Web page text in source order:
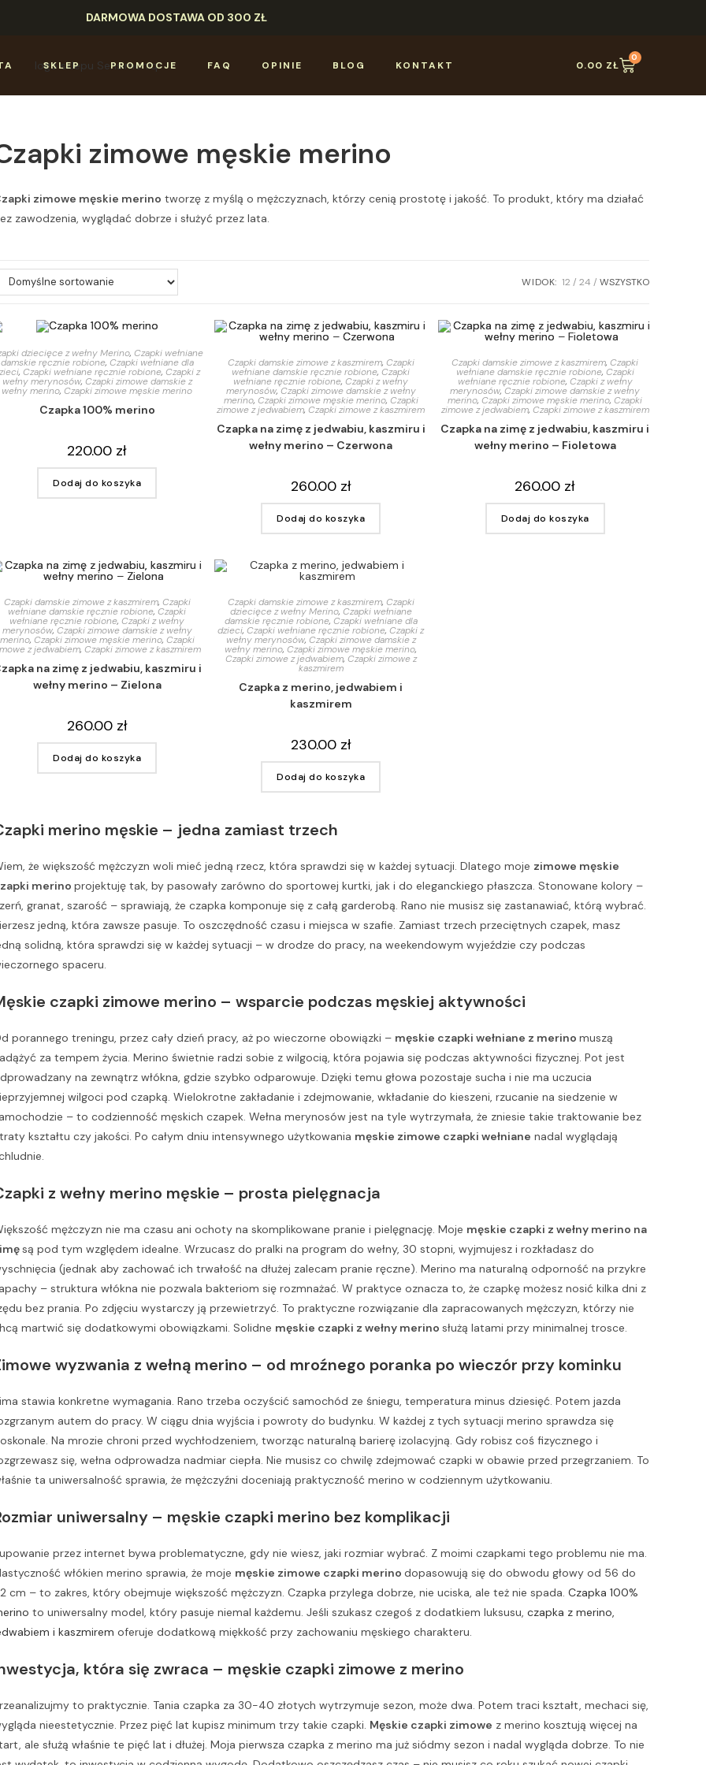
DARMOWA DOSTAWA OD 300 ZŁ
SKLEP PROMOCJE FAQ OPINIE BLOG KONTAKT 0.00 ZŁ
0
zimowe męskie merino
zimowe męskie merino tworzę z myślą o mężczyznach, którzy cenią prostotę i jakość. To produkt, który ma działać
zawodzenia, wyglądać dobrze i służyć przez lata.
WIDOK: 12 24 WSZYSTKO
dziecięce z wełny Merino, Czapki wełniane
damskie ręcznie robione, Czapki wełniane dla
, Czapki wełniane ręcznie robione, Czapki z
wełny merynosów, Czapki zimowe damskie z
wełny merino, Czapki zimowe męskie merino
Czapka 100% merino
220.00 zł
Dodaj do koszyka
Czapki damskie zimowe z kaszmirem, Czapki
wełniane damskie ręcznie robione, Czapki
wełniane ręcznie robione, Czapki z wełny
merynosów, Czapki zimowe damskie z wełny
merino, Czapki zimowe męskie merino, Czapki
zimowe z jedwabiem, Czapki zimowe z kaszmirem
Czapka na zimę z jedwabiu, kaszmiru i
wełny merino – Czerwona
260.00 zł
Dodaj do koszyka
Czapki damskie zimowe z kaszmirem, Czapki
wełniane damskie ręcznie robione, Czapki
wełniane ręcznie robione, Czapki z wełny
merynosów, Czapki zimowe damskie z wełny
merino, Czapki zimowe męskie merino, Czapki
zimowe z jedwabiem, Czapki zimowe z kaszmirem
Czapka na zimę z jedwabiu, kaszmiru i
wełny merino – Fioletowa
260.00 zł
Dodaj do koszyka
Czapki damskie zimowe z kaszmirem, Czapki
wełniane damskie ręcznie robione, Czapki
wełniane ręcznie robione, Czapki z wełny
merynosów, Czapki zimowe damskie z wełny
merino, Czapki zimowe męskie merino, Czapki
z jedwabiem, Czapki zimowe z kaszmirem
na zimę z jedwabiu, kaszmiru i
wełny merino – Zielona
260.00 zł
Dodaj do koszyka
Czapki damskie zimowe z kaszmirem, Czapki
dziecięce z wełny Merino, Czapki wełniane
damskie ręcznie robione, Czapki wełniane dla
dzieci, Czapki wełniane ręcznie robione, Czapki z
wełny merynosów, Czapki zimowe damskie z
wełny merino, Czapki zimowe męskie merino,
Czapki zimowe z jedwabiem, Czapki zimowe z
kaszmirem
Czapka z merino, jedwabiem i
kaszmirem
230.00 zł
Dodaj do koszyka
merino męskie – jedna zamiast trzech
że większość mężczyzn woli mieć jedną rzecz, która sprawdzi się w każdej sytuacji. Dlatego moje zimowe męskie
merino projektuję tak, by pasowały zarówno do sportowej kurtki, jak i do eleganckiego płaszcza. Stonowane kolory –
granat, szarość – sprawiają, że czapka komponuje się z całą garderobą. Rano nie musisz się zastanawiać, którą wybrać.
jedną, która zawsze pasuje. To oszczędność czasu i miejsca w szafie. Zamiast trzech przeciętnych czapek, masz
solidną, która sprawdzi się w każdej sytuacji – w drodze do pracy, na weekendowym wyjeździe czy podczas
spaceru.
czapki zimowe merino – wsparcie podczas męskiej aktywności
porannego treningu, przez cały dzień pracy, aż po wieczorne obowiązki – męskie czapki wełniane z merino muszą
za tempem życia. Merino świetnie radzi sobie z wilgocią, która pojawia się podczas aktywności fizycznej. Pot jest
na zewnątrz włókna, gdzie szybko odparowuje. Dzięki temu głowa pozostaje sucha i nie ma uczucia
wilgoci pod czapką. Wielokrotne zakładanie i zdejmowanie, wkładanie do kieszeni, rzucanie na siedzenie w
– to codzienność męskich czapek. Wełna merynosów jest na tyle wytrzymała, że zniesie takie traktowanie bez
kształtu czy jakości. Po całym dniu intensywnego użytkowania męskie zimowe czapki wełniane nadal wyglądają
z wełny merino męskie – prosta pielęgnacja
mężczyzn nie ma czasu ani ochoty na skomplikowane pranie i pielęgnację. Moje męskie czapki z wełny merino na
są pod tym względem idealne. Wrzucasz do pralki na program do wełny, 30 stopni, wyjmujesz i rozkładasz do
(jednak aby zachować ich trwałość na dłużej zalecam pranie ręczne). Merino ma naturalną odporność na przykre
– struktura włókna nie pozwala bakteriom się rozmnażać. W praktyce oznacza to, że czapkę możesz nosić kilka dni z
bez prania. Po zdjęciu wystarczy ją przewietrzyć. To praktyczne rozwiązanie dla zapracowanych mężczyzn, którzy nie
martwić się dodatkowymi obowiązkami. Solidne męskie czapki z wełny merino służą latami przy minimalnej trosce.
wyzwania z wełną merino – od mroźnego poranka po wieczór przy kominku
stawia konkretne wymagania. Rano trzeba oczyścić samochód ze śniegu, temperatura minus dziesięć. Potem jazda
autem do pracy. W ciągu dnia wyjścia i powroty do budynku. W każdej z tych sytuacji merino sprawdza się
Na mrozie chroni przed wychłodzeniem, tworząc naturalną barierę izolacyjną. Gdy robisz coś fizycznego i
się, wełna odprowadza nadmiar ciepła. Nie musisz co chwilę zdejmować czapki w obawie przed przegrzaniem. To
ta uniwersalność sprawia, że mężczyźni doceniają praktyczność merino w codziennym użytkowaniu.
uniwersalny – męskie czapki merino bez komplikacji
przez internet bywa problematyczne, gdy nie wiesz, jaki rozmiar wybrać. Z moimi czapkami tego problemu nie ma.
włókien merino sprawia, że moje męskie zimowe czapki merino dopasowują się do obwodu głowy od 56 do
cm – to zakres, który obejmuje większość mężczyzn. Czapka przylega dobrze, nie uciska, ale też nie spada. Czapka 100%
to uniwersalny model, który pasuje niemal każdemu. Jeśli szukasz czegoś z dodatkiem luksusu, czapka z merino,
i kaszmirem oferuje dodatkową miękkość przy zachowaniu męskiego charakteru.
która się zwraca – męskie czapki zimowe z merino
to praktycznie. Tania czapka za 30-40 złotych wytrzymuje sezon, może dwa. Potem traci kształt, mechaci się,
nieestetycznie. Przez pięć lat kupisz minimum trzy takie czapki. Męskie czapki zimowe z merino kosztują więcej na
ale służą właśnie te pięć lat i dłużej. Moja pierwsza czapka z merino ma już siódmy sezon i nadal wygląda dobrze. To nie